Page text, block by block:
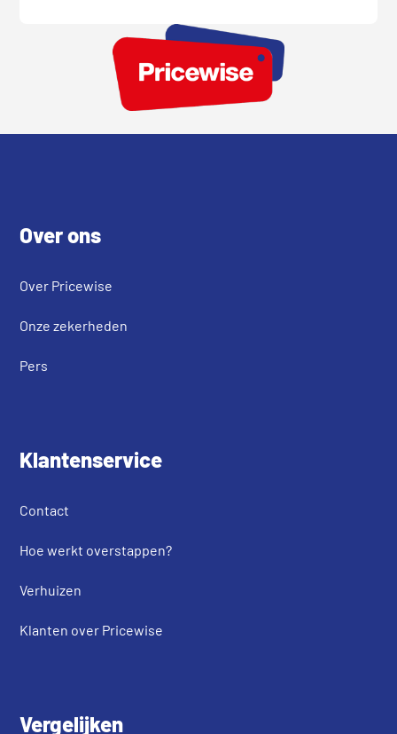
Over ons
Over Pricewise
Onze zekerheden
Pers
Klantenservice
Contact
Hoe werkt overstappen?
Verhuizen
Klanten over Pricewise
Vergelijken